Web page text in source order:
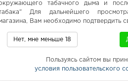
С этим покупают Вам может
кальяна НАШ "Смородина Чабрец".
опытных курильщиков. В
что обеспечивает мягкий и
табачного дыма и
Для дальнейшего
Вам необходимо подтвердить
Нет, мне меньше 18
Пользуясь сайтом вы
условия пользовательского